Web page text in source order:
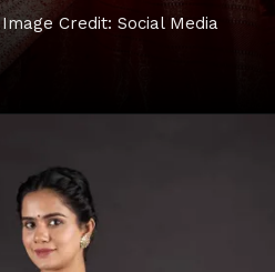
Image Credit: Social Media